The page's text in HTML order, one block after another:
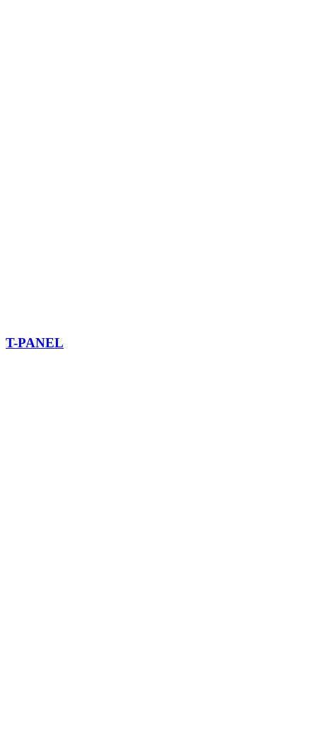
T-PANEL